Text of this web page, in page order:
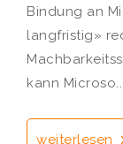
Bindung an
langfristig»
kann Microso...
weiterlesen